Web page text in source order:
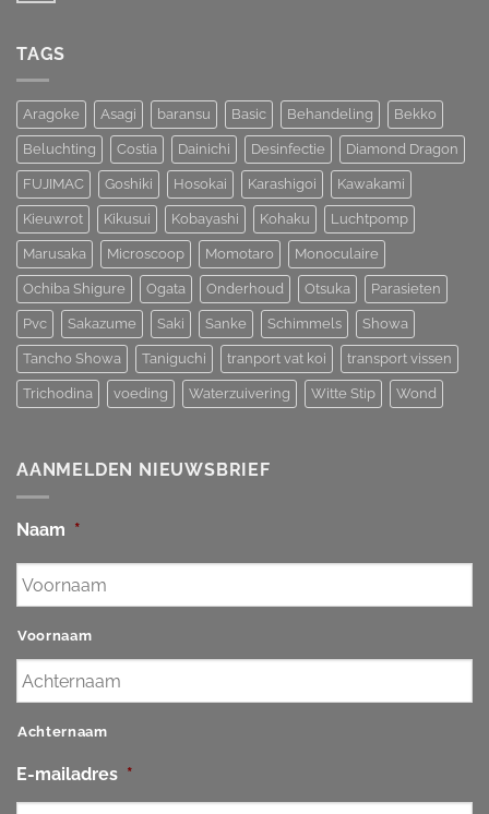
TAGS
Aragoke Asagi baransu Basic Behandeling Bekko
Beluchting Costia Dainichi Desinfectie Diamond Dragon
FUJIMAC Goshiki Hosokai Karashigoi Kawakami
Kieuwrot Kikusui Kobayashi Kohaku Luchtpomp
Marusaka Microscoop Momotaro Monoculaire
Ochiba Shigure Ogata Onderhoud Otsuka Parasieten
Pvc Sakazume Saki Sanke Schimmels Showa
Tancho Showa Taniguchi tranport vat koi transport vissen
Trichodina voeding Waterzuivering Witte Stip Wond
AANMELDEN NIEUWSBRIEF
Naam *
Voornaam
Achternaam
E-mailadres *